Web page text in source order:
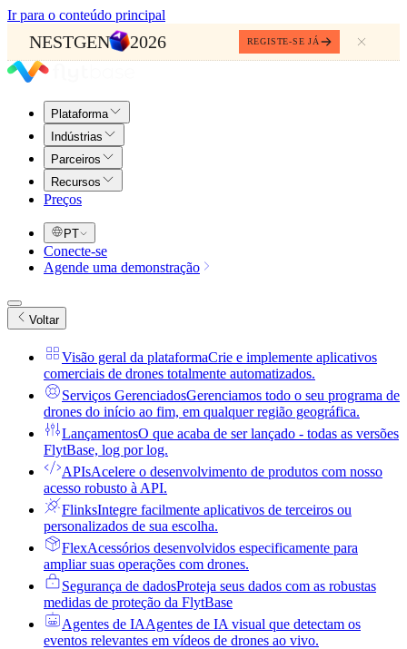
Ir para o conteúdo principal
NESTGEN 2026 REGISTE-SE JÁ
Plataforma
Indústrias
Parceiros
Recursos
Preços
PT
Conecte-se
Agende uma demonstração
Voltar
Visão geral da plataformaCrie e implemente aplicativos
comerciais de drones totalmente automatizados.
Serviços GerenciadosGerenciamos todo o seu programa de
drones do início ao fim, em qualquer região geográfica.
LançamentosO que acaba de ser lançado - todas as versões
FlytBase, log por log.
APIsAcelere o desenvolvimento de produtos com nosso
acesso robusto à API.
FlinksIntegre facilmente aplicativos de terceiros ou
personalizados de sua escolha.
FlexAcessórios desenvolvidos especificamente para
ampliar suas operações com drones.
Segurança de dadosProteja seus dados com as robustas
medidas de proteção da FlytBase
Agentes de IAAgentes de IA visual que detectam os
eventos relevantes em vídeos de drones ao vivo.